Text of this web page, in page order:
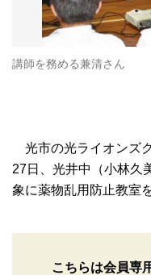
講師を務める兼清さん
光市の光ライオンズ
27日、光井中（小林久
象に薬物乱用防止教室
こちらは会員専